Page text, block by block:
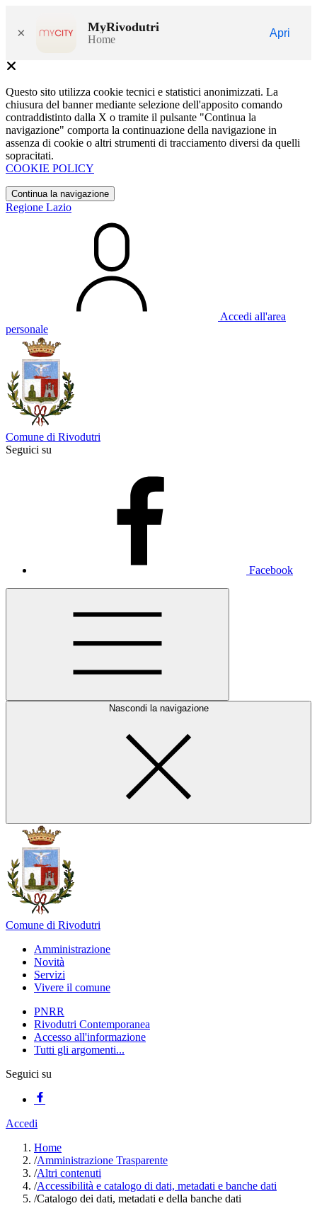
× MyRivodutri
Home
Apri
Questo sito utilizza cookie tecnici e statistici anonimizzati. La
chiusura del banner mediante selezione dell'apposito comando
contraddistinto dalla X o tramite il pulsante "Continua la
navigazione" comporta la continuazione della navigazione in
assenza di cookie o altri strumenti di tracciamento diversi da quelli
sopracitati.
COOKIE POLICY
Continua la navigazione
Regione Lazio
Accedi all'area
personale
Comune di Rivodutri
Seguici su
Facebook
Nascondi la navigazione
Comune di Rivodutri
Amministrazione
Novità
Servizi
Vivere il comune
PNRR
Rivodutri Contemporanea
Accesso all'informazione
Tutti gli argomenti...
Seguici su
Accedi
Home
/Amministrazione Trasparente
/Altri contenuti
/Accessibilità e catalogo di dati, metadati e banche dati
/Catalogo dei dati, metadati e della banche dati